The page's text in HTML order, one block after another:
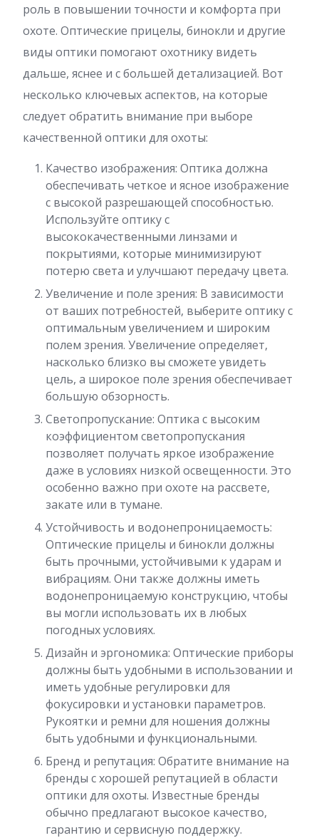
роль в повышении точности и комфорта при
охоте. Оптические прицелы, бинокли и другие
виды оптики помогают охотнику видеть
дальше, яснее и с большей детализацией. Вот
несколько ключевых аспектов, на которые
следует обратить внимание при выборе
качественной оптики для охоты:
Качество изображения: Оптика должна
обеспечивать четкое и ясное изображение
с высокой разрешающей способностью.
Используйте оптику с
высококачественными линзами и
покрытиями, которые минимизируют
потерю света и улучшают передачу цвета.
Увеличение и поле зрения: В зависимости
от ваших потребностей, выберите оптику с
оптимальным увеличением и широким
полем зрения. Увеличение определяет,
насколько близко вы сможете увидеть
цель, а широкое поле зрения обеспечивает
большую обзорность.
Светопропускание: Оптика с высоким
коэффициентом светопропускания
позволяет получать яркое изображение
даже в условиях низкой освещенности. Это
особенно важно при охоте на рассвете,
закате или в тумане.
Устойчивость и водонепроницаемость:
Оптические прицелы и бинокли должны
быть прочными, устойчивыми к ударам и
вибрациям. Они также должны иметь
водонепроницаемую конструкцию, чтобы
вы могли использовать их в любых
погодных условиях.
Дизайн и эргономика: Оптические приборы
должны быть удобными в использовании и
иметь удобные регулировки для
фокусировки и установки параметров.
Рукоятки и ремни для ношения должны
быть удобными и функциональными.
Бренд и репутация: Обратите внимание на
бренды с хорошей репутацией в области
оптики для охоты. Известные бренды
обычно предлагают высокое качество,
гарантию и сервисную поддержку.